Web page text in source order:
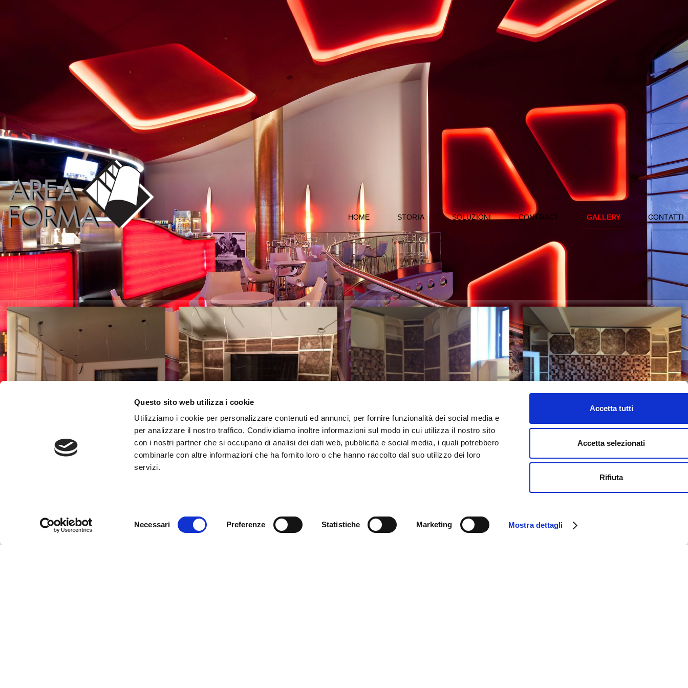
Questo sito web utilizza i cookie
Utilizziamo i cookie per personalizzare contenuti ed annunci, per fornire funzionalità dei social media e
per analizzare il nostro traffico. Condividiamo inoltre informazioni sul modo in cui utilizza il nostro sito
con i nostri partner che si occupano di analisi dei dati web, pubblicità e social media, i quali potrebbero
combinarle con altre informazioni che ha fornito loro o che hanno raccolto dal suo utilizzo dei loro
servizi.
Necessari Preferenze Statistiche Marketing Mostra dettagli
Accetta tutti
Accetta selezionati
Rifiuta
HOME STORIA SOLUZIONI CONTRACT GALLERY CONTATTI
GALLERY - STUDIO DI REGISTRAZIONE MATELICA
Studio di registrazione Matelica Studio di registrazione Matelica Studio di registrazione Matelica Studio di registrazione Matelica